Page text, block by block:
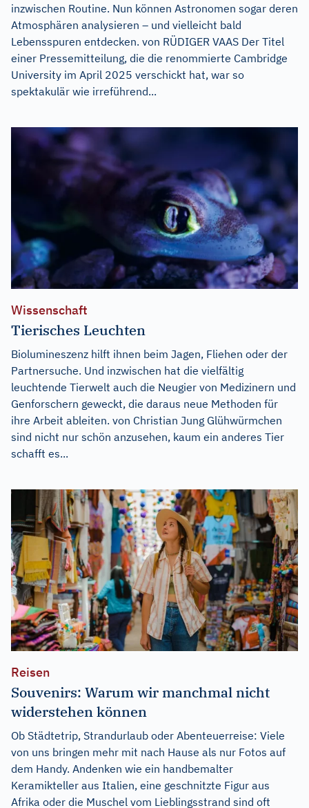
inzwischen Routine. Nun können Astronomen sogar deren
Atmosphären analysieren – und vielleicht bald
Lebensspuren entdecken. von RÜDIGER VAAS Der Titel
einer Pressemitteilung, die die renommierte Cambridge
University im April 2025 verschickt hat, war so
spektakulär wie irreführend...
Wissenschaft
Tierisches Leuchten
Biolumineszenz hilft ihnen beim Jagen, Fliehen oder der
Partnersuche. Und inzwischen hat die vielfältig
leuchtende Tierwelt auch die Neugier von Medizinern und
Genforschern geweckt, die daraus neue Methoden für
ihre Arbeit ableiten. von Christian Jung Glühwürmchen
sind nicht nur schön anzusehen, kaum ein anderes Tier
schafft es...
Reisen
Souvenirs: Warum wir manchmal nicht
widerstehen können
Ob Städtetrip, Strandurlaub oder Abenteuerreise: Viele
von uns bringen mehr mit nach Hause als nur Fotos auf
dem Handy. Andenken wie ein handbemalter
Keramikteller aus Italien, eine geschnitzte Figur aus
Afrika oder die Muschel vom Lieblingsstrand sind oft